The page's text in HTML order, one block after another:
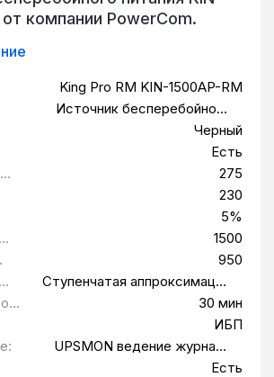
от компании PowerCom.
King Pro RM KIN-1500AP-RM
Источник бесперебойного
питания
в
Черный
Есть
275
230
5%
1500
950
Ступенчатая аппроксимация
синусоиды при работе от
аккумуляторов
30 мин
ИБП
UPSMON ведение журнала
сбоев электропитания,
Есть